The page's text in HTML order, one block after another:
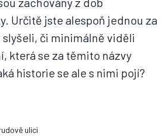
Určitě jste alespoň jednou za
či minimálně viděli
která se za těmito názvy
historie se ale s nimi pojí?
ulici